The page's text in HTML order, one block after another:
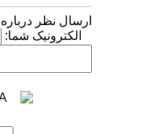
ارسال نظر درباره
الکترونیک شما: